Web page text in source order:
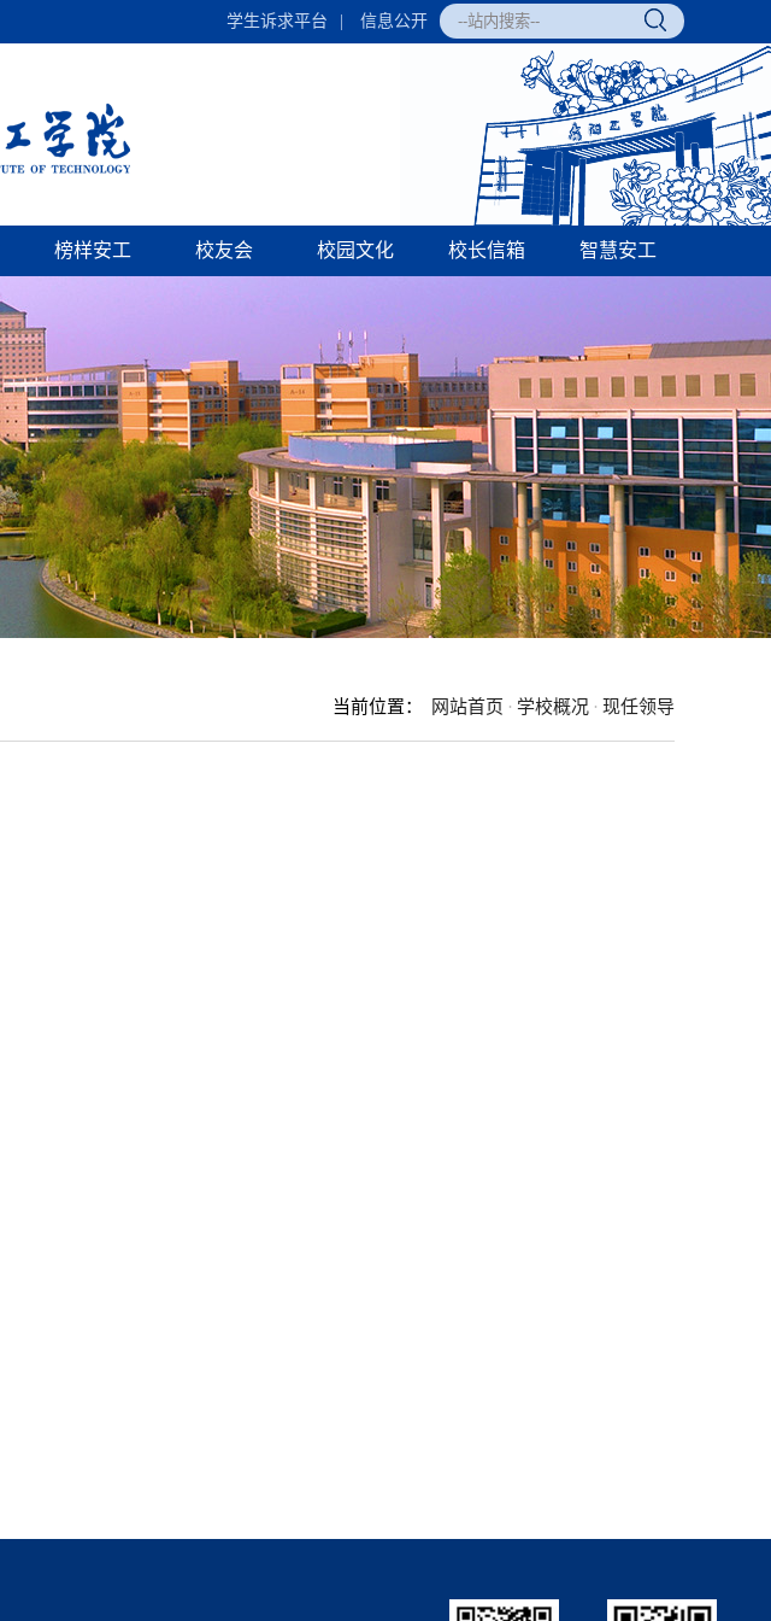
学生诉求平台 信息公开
榜样安工 校友会 校园文化 校长信箱 智慧安工
当前位置： 网站首页 · 学校概况 · 现任领导